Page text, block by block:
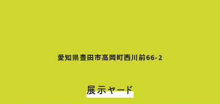
愛知県豊田市高岡町西川前66-2
展示ヤード